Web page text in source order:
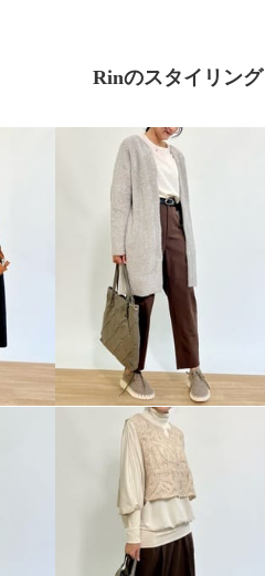
Rinのスタイリング